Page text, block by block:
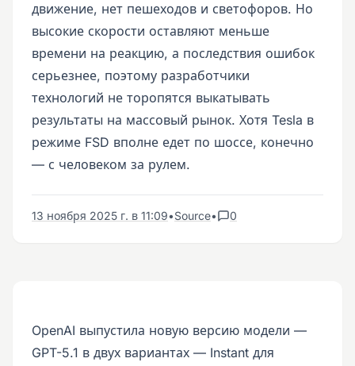
движение, нет пешеходов и светофоров. Но
высокие скорости оставляют меньше
времени на реакцию, а последствия ошибок
серьезнее, поэтому разработчики
технологий не торопятся выкатывать
результаты на массовый рынок. Хотя Tesla в
режиме FSD вполне едет по шоссе, конечно
— с человеком за рулем.
13 ноября 2025 г. в 11:09•Source• 0
OpenAI выпустила новую версию модели —
GPT-5.1 в двух вариантах — Instant для